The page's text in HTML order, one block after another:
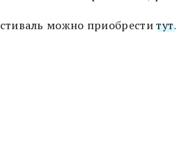
можно приобреститут.